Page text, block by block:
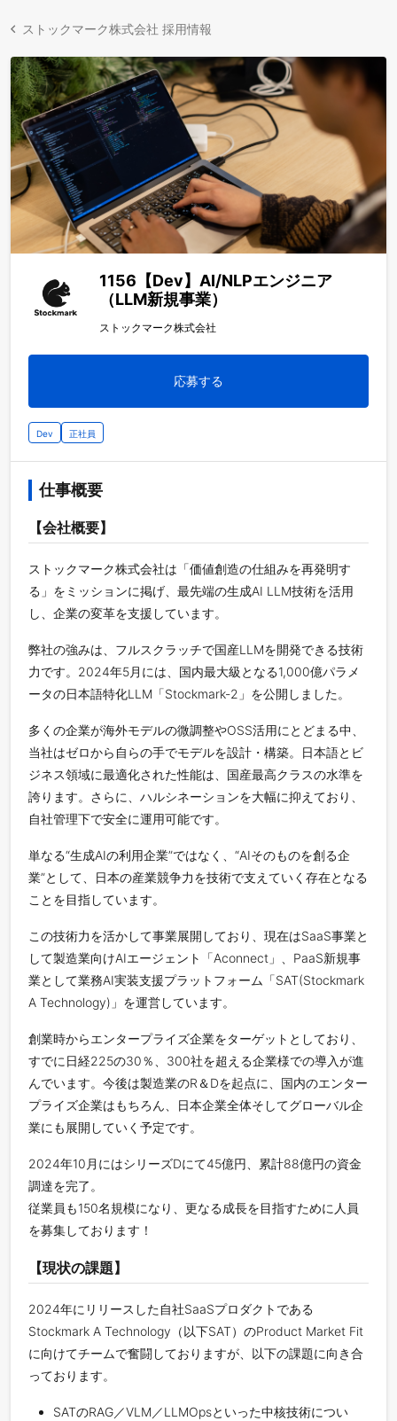
ストックマーク株式会社 採用情報
1156【Dev】AI/NLPエンジニア
（LLM新規事業）
ストックマーク株式会社
応募する
Dev 正社員
仕事概要
【会社概要】
ストックマーク株式会社は「価値創造の仕組みを再発明す
る」をミッションに掲げ、最先端の生成AI LLM技術を活用
し、企業の変革を支援しています。
弊社の強みは、フルスクラッチで国産LLMを開発できる技術
力です。2024年5月には、国内最大級となる1,000億パラメ
ータの日本語特化LLM「Stockmark-2」を公開しました。
多くの企業が海外モデルの微調整やOSS活用にとどまる中、
当社はゼロから自らの手でモデルを設計・構築。日本語とビ
ジネス領域に最適化された性能は、国産最高クラスの水準を
誇ります。さらに、ハルシネーションを大幅に抑えており、
自社管理下で安全に運用可能です。
単なる“生成AIの利用企業”ではなく、“AIそのものを創る企
業”として、日本の産業競争力を技術で支えていく存在となる
ことを目指しています。
この技術力を活かして事業展開しており、現在はSaaS事業と
して製造業向けAIエージェント「Aconnect」、PaaS新規事
業として業務AI実装支援プラットフォーム「SAT(Stockmark
A Technology)」を運営しています。
創業時からエンタープライズ企業をターゲットとしており、
すでに日経225の30％、300社を超える企業様での導入が進
んでいます。今後は製造業のR＆Dを起点に、国内のエンター
プライズ企業はもちろん、日本企業全体そしてグローバル企
業にも展開していく予定です。
2024年10月にはシリーズDにて45億円、累計88億円の資金
調達を完了。
従業員も150名規模になり、更なる成長を目指すために人員
を募集しております！
【現状の課題】
2024年にリリースした自社SaaSプロダクトである
Stockmark A Technology（以下SAT）のProduct Market Fit
に向けてチームで奮闘しておりますが、以下の課題に向き合
っております。
SATのRAG／VLM／LLMOpsといった中核技術につい